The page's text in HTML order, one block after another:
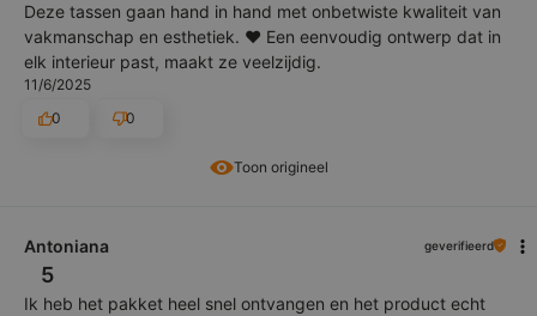
Toon origineel
Deze tassen gaan hand in hand met onbetwiste kwaliteit van
vakmanschap en esthetiek. ❤️ Een eenvoudig ontwerp dat in
elk interieur past, maakt ze veelzijdig.
11/6/2025
0
0
Antoniana geverifieerd
5
Ik heb het pakket heel snel ontvangen en het product echt